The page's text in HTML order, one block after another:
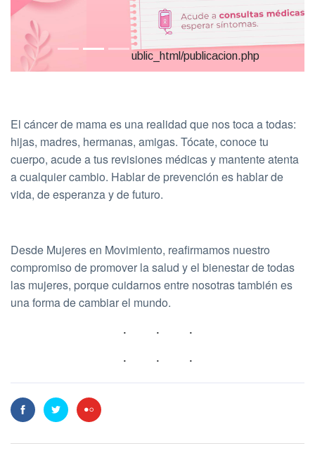
ublic_html/publicacion.php
El cáncer de mama es una realidad que nos toca a todas:
hijas, madres, hermanas, amigas. Tócate, conoce tu
cuerpo, acude a tus revisiones médicas y mantente atenta
a cualquier cambio. Hablar de prevención es hablar de
vida, de esperanza y de futuro.
Desde Mujeres en Movimiento, reafirmamos nuestro
compromiso de promover la salud y el bienestar de todas
las mujeres, porque cuidarnos entre nosotras también es
una forma de cambiar el mundo.